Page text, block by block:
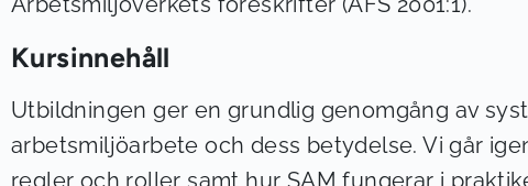
Kursinnehåll
Utbildningen ger en grundlig genomgång av
arbetsmiljöarbete och dess betydelse. Vi går
regler och roller samt hur SAM fungerar i